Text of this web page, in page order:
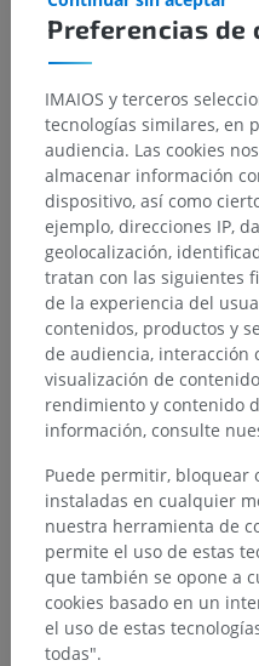
motores, entre ellos los
espinocerebeloso posterior,
corticoespinal lateral
En elcordón blanco
la médula espinal, el
largo de toda la médula
cuneiformesolo puede
espinal T6. Está ausente en
inferior.
¿La traducción
Referencias
Snell, R.S. (2010). ‘Chapter 4:
Wolters Kluwer Health/
Galería
Preferencias de
IMAIOS y terceros
tecnologías similares, en
audiencia. Las cookies
almacenar información
dispositivo, así como
ejemplo, direcciones IP,
geolocalización,
tratan con las siguientes
de la experiencia del
contenidos, productos y
de audiencia, interacción
visualización de
rendimiento y contenido
información, consulte
Puede permitir, bloquear
instaladas en cualquier
nuestra herramienta de
permite el uso de estas
que también se opone a
cookies basado en un
el uso de estas
todas".